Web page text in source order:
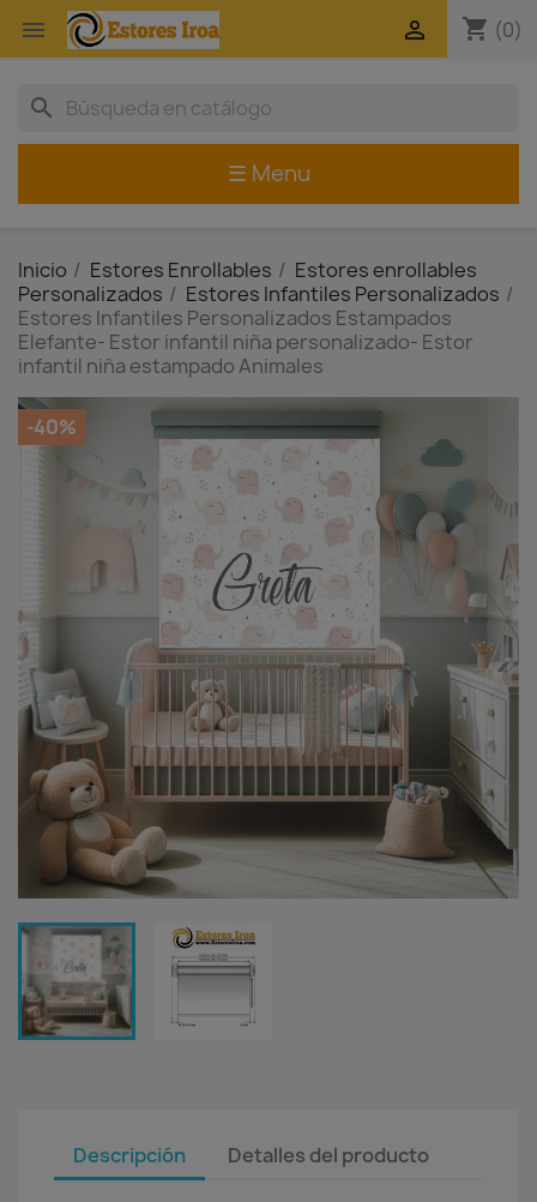
 shopping_cart (0)

search
☰ Menu
Inicio Estores Enrollables
Estores enrollables
Personalizados
Estores Infantiles Personalizados
Estores Infantiles Personalizados Estampados
Elefante- Estor infantil niña personalizado- Estor
infantil niña estampado Animales
-40%
Descripción Detalles del producto